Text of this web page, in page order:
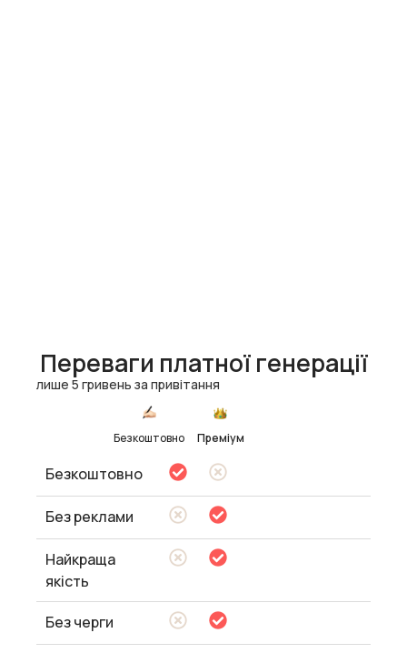
Переваги платної генерації
лише 5 гривень за привітання
Безкоштовно Преміум
Безкоштовно
Без реклами
Найкраща
якість
Без черги